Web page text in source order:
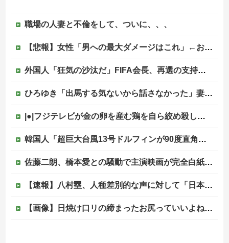
職場の人妻と不倫をして、ついに、、、
【悲報】女性「男への最大ダメージはこれ」←お前ら耐えられる？
外国人「狂気の沙汰だ」FIFA会長、再選の支持見返りにモロッコへ2030年W杯決勝の開催を打診か！海外から批判殺到！【海外の反応】
ひろゆき「出馬する気ないから話さなかった」妻「それでも不誠実だろ」→離婚協議へｗｗｗｗｗ
|●|フジテレビが金の卵を産む鶏を自ら絞め殺した模様、社運を賭けたドル箱コンテンツが御蔵入りになってしまい……
韓国人「超巨大台風13号ドルフィンが90度直角カーブで韓国に向かう予想‥世界各国の最新スパコン気象予測モデルがはじき出した直近の台風進路図がこちらです‥」
佐藤二朗、橋本愛との騒動で主演映画が完全白紙へｗｗｗｗｗ
【速報】八村塁、人種差別的な声に対して「日本で生まれ日本で育ち日本語話す。誰に何を言われようが日本人、日本人であるプライドがある」他
【画像】日焼け口リの締まったお尻っていいよね！ｗｗｗｗｗ